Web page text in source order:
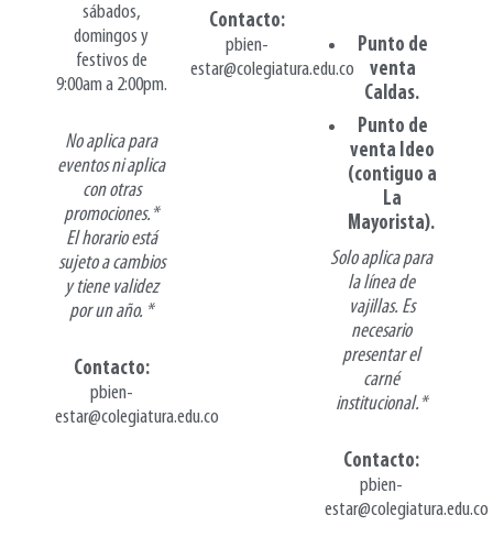
sábados,
domingos y
festivos de
9:00am a 2:00pm.
No aplica para
eventos ni aplica
con otras
promociones.*
El horario está
sujeto a cambios
y tiene validez
por un año. *
Contacto:
pbien-
estar@colegiatura.edu.co
Contacto:
pbien-
estar@colegiatura.edu.co
Punto de
venta
Caldas.
Punto de
venta Ideo
(contiguo a
La
Mayorista).
Solo aplica para
la línea de
vajillas. Es
necesario
presentar el
carné
institucional.*
Contacto:
pbien-
estar@colegiatura.edu.co